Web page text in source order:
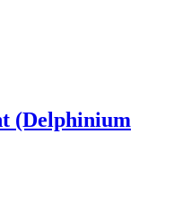
(Delphinium